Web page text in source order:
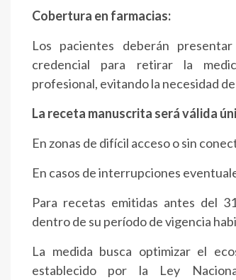
Cobertura en farmacias:
Los pacientes deberán
credencial para retirar la
profesional, evitando la necesidad
La receta manuscrita será válida
En zonas de difícil acceso o sin
En casos de interrupciones
Para recetas emitidas antes del
dentro de su período de vigencia
La medida busca optimizar el
establecido por la Ley